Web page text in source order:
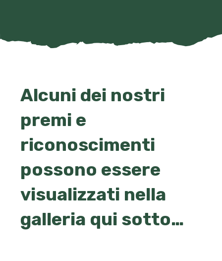
Alcuni dei nostri
premi e
riconoscimenti
possono essere
visualizzati nella
galleria qui sotto…